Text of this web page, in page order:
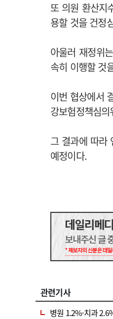
또 의원 환산지
용할 것을 건정
아울러 재정위
속히 이행할 것
이번 협상에서
강보험정책심
그 결과에 따라
예정이다.
관련기사
병원 1.2%·치과